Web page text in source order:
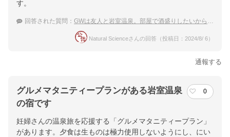
す。
回答された質問： GWは友人と岩室温泉。部屋で酒盛りしたいから落ち着きのある宿のおすすめは？
Natural Scienceさんの回答（投稿日：2024/8/ 6）
通報する
グルメマタニティープランがある岩室温泉
の宿です
0
妊婦さんの温泉旅を応援する「グルメマタニティープラン」
があります。夕食は生ものは極力使用しないようにし、にい